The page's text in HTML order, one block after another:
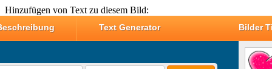
Hinzufügen von Text zu diesem Bild: